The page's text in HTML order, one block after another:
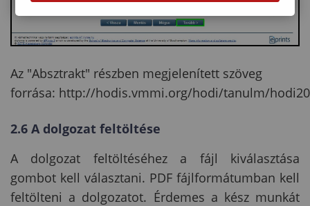
Az "Absztrakt" részben megjelenített szöveg
forrása: http://hodis.vmmi.org/hodi/tanulm/
2.6 A dolgozat feltöltése
A dolgozat feltöltéséhez a fájl kiválasztása
gombot kell választani. PDF fájlformátumban kell
feltölteni a dolgozatot. Érdemes a kész munkát